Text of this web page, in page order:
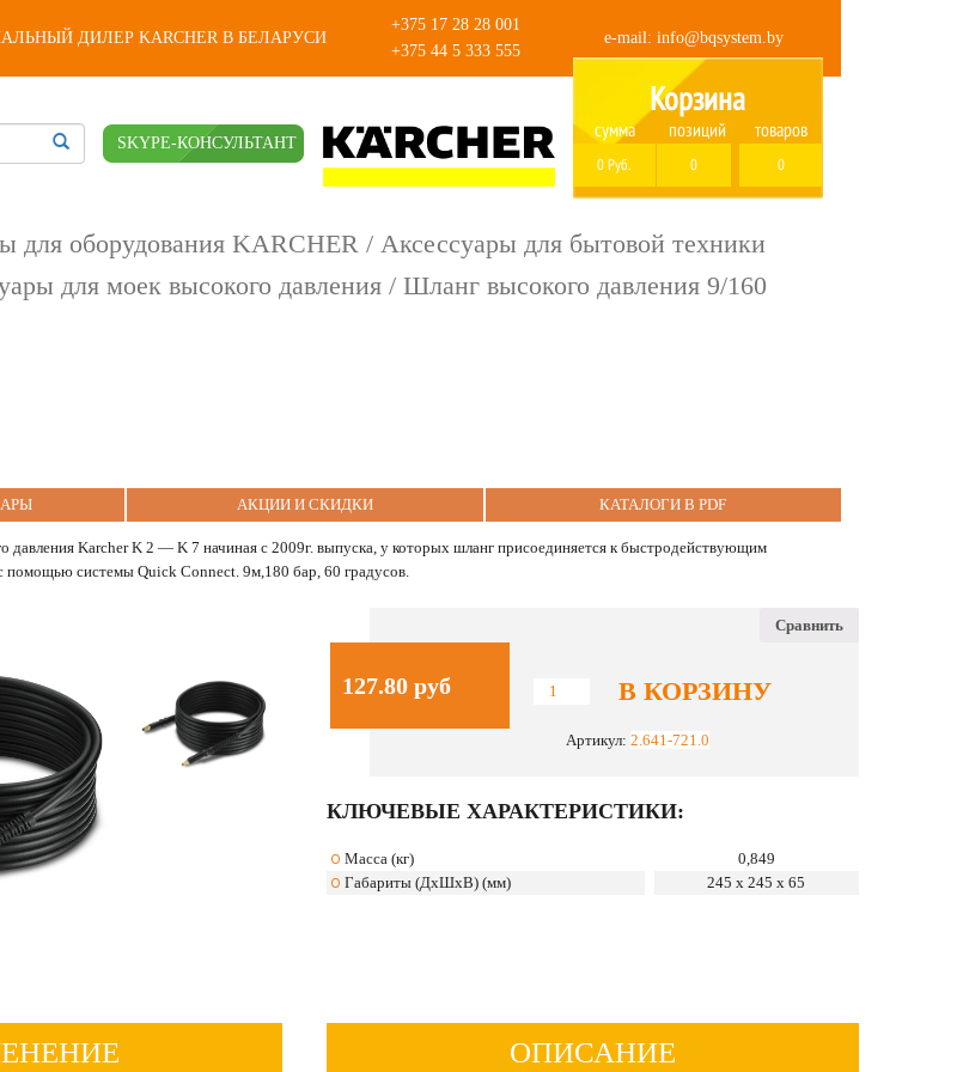
ДИЛЕР KARCHER В БЕЛАРУСИ
+375 17 28 28 001
+375 44 5 333 555
e-mail: info@bqsystem.by
SKYPE-КОНСУЛЬТАНТ
Корзина
сумма
0 Руб.
позиций
0
товаров
0
для оборудования KARCHER/ Аксессуары для бытовой техники
для моек высокого давления/ Шланг высокого давления 9/160
АКЦИИ И СКИДКИ КАТАЛОГИ В PDF
давления Karcher K 2 — K 7 начиная с 2009г. выпуска, у которых шланг присоединяется к быстродействующим
помощью системы Quick Connect. 9м,180 бар, 60 градусов.
127.80руб
Количество
высокого
В КОРЗИНУ
Артикул: 2.641-721.0
Сравнить
КЛЮЧЕВЫЕ ХАРАКТЕРИСТИКИ:
Масса (кг)
0,849
Габариты (ДхШхВ) (мм)
245 x 245 x 65
ОПИСАНИЕ